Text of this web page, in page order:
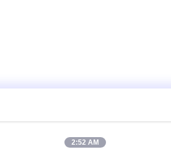
2:52 AM